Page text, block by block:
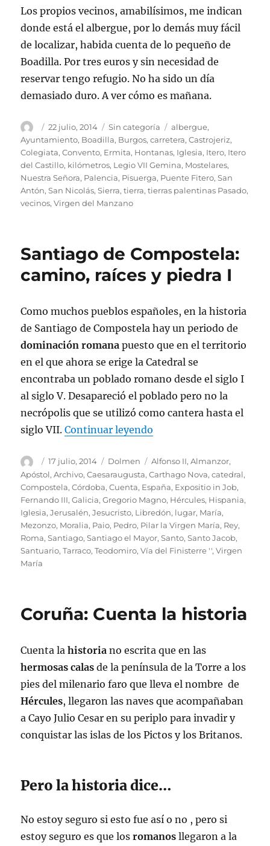
Los propios vecinos, amabilísimos, me indican
donde está el albergue, por lo demás muy fácil
de localizar, habida cuenta de lo pequeño de
Boadilla. Por tres euros y sin necesidad de
reservar tengo refugio. No ha sido un día
demasiado duro. A ver cómo es mañana.
AutorPublicado
el
22 julio, 2014 Categorías
Sin categoría Etiquetas
albergue,
Ayuntamiento, Boadilla, Burgos,carretera,Castrojeriz,
Colegiata,Convento, Ermita, Hontanas, Iglesia, Itero, Itero
del Castillo, kilómetros, Legio VII Gemina, Mostelares,
Nuestra Señora, Palencia, Pisuerga, Puente Fitero,San
Antón,San Nicolás,Sierra,tierra,tierras palentinas Pasado,
vecinos,Virgen del Manzano
Santiago de Compostela:
camino, raíces y piedra I
Como muchos pueblos españoles, en la historia
de Santiago de Compostela hay un periodo de
dominación romana puesto que en el territorio
en el que ahora se erige la Catedral se
encontraba un poblado romano desde el siglo I
al siglo V. Desapareció el poblado pero no la
necrópolis que se utilizó como cantera hasta el
siglo VII.Continuar leyendo
Autor
Publicado
el
17 julio, 2014 Categorías
Dolmen Etiquetas
Alfonso II,Almanzor,
Apóstol,Archivo,Caesaraugusta,Carthago Nova,catedral,
Compostela,Córdoba,Cuenta, España, Expositio in Job,
Fernando III,Galicia,Gregorio Magno, Hércules, Hispania,
Iglesia,Jerusalén,Jesucristo, Libredón, lugar, María,
Mezonzo, Moralia, Paio, Pedro, Pilar la Virgen María, Rey,
Roma,Santiago,Santiago el Mayor,Santo,Santo Jacob,
Santuario,Tarraco,Teodomiro,Vía del Finisterre '',Virgen
María
Coruña: Cuenta la historia
Cuenta lahistoria no escrita que en las
hermosas calas de la península de la Torre a los
pies del milenario faro que lleva el nombre de
Hércules, llegaron las naves que acompañaban
a Cayo Julio Cesar en su periplo para invadir y
conquistar las islas de los Pictos y los Britanos.
Pero la historia dice…
No estoy seguro si esto fue así o no , pero si
estoy seguro es que losromanos llegaron a la